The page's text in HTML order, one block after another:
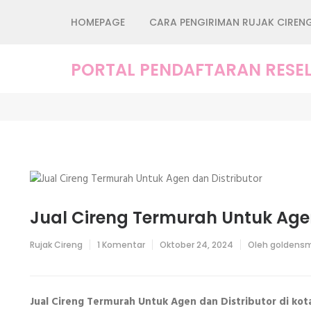
HOMEPAGE CARA PENGIRIMAN RUJAK
PORTAL PENDAFTARAN
Jual Cireng Termurah Untuk
Rujak Cireng 1 Komentarpada
Agen
dan
Oktober 24, 2024 Oleh
Jual Cireng Termurah Untuk Agen dan Distributor di